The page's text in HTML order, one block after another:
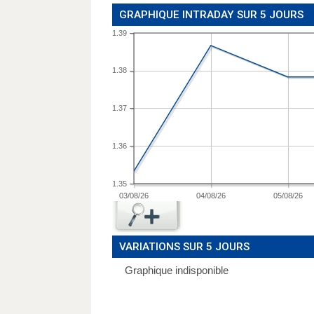
GRAPHIQUE INTRADAY SUR 5 JOURS
03/08/26 04/08/26 05/08/26
1.35
1.36
1.37
1.38
1.39
VARIATIONS SUR 5 JOURS